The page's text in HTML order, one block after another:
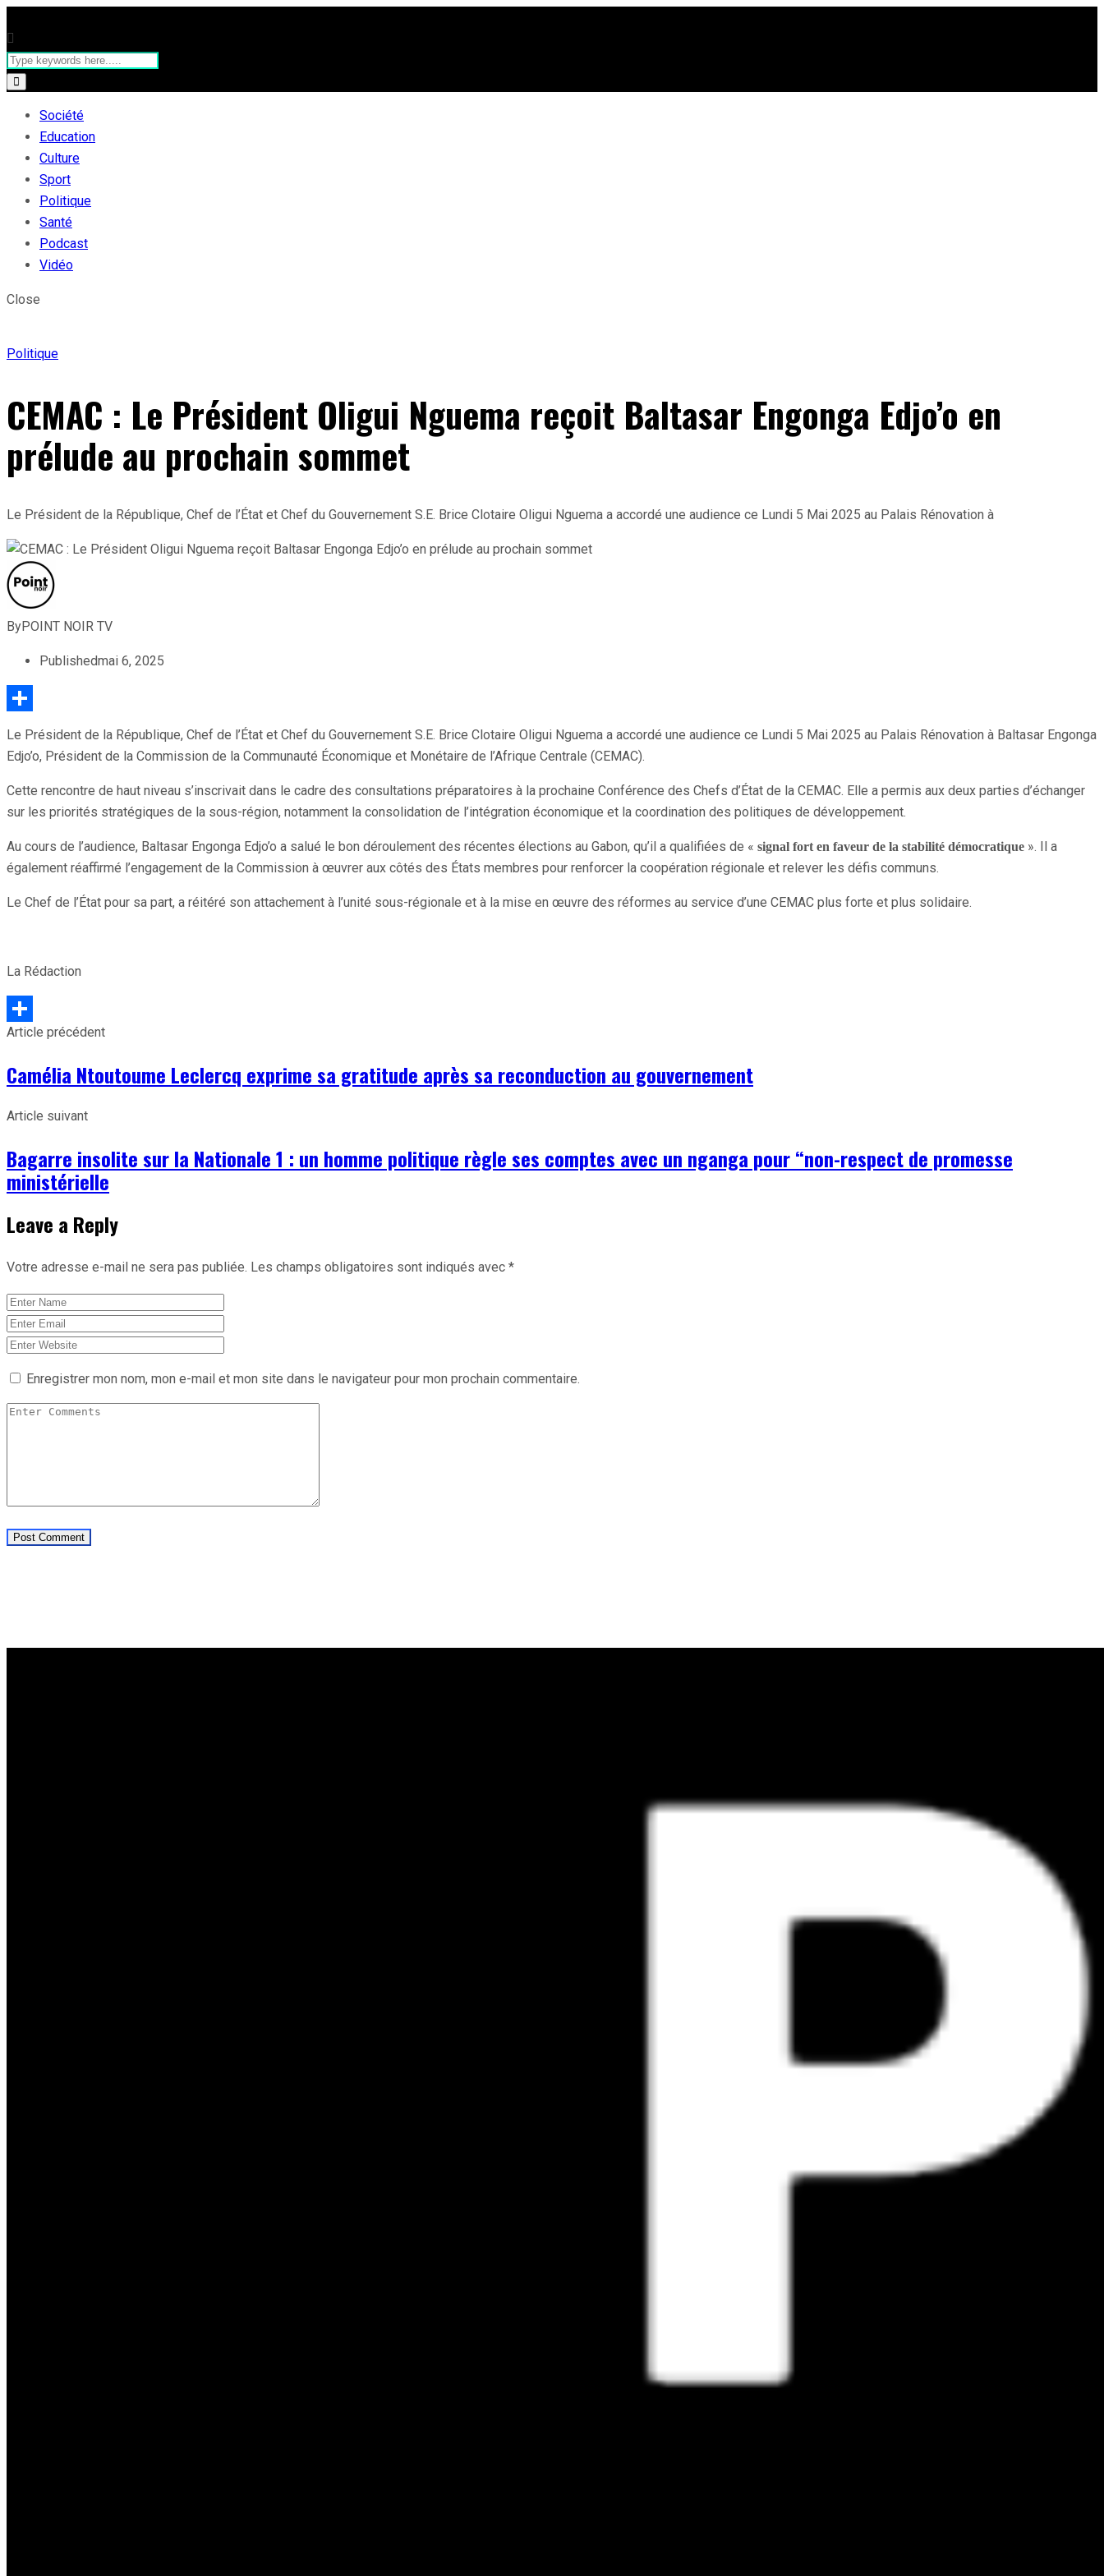
Société
Education
Culture
Sport
Politique
Santé
Podcast
Vidéo
Close
Politique
CEMAC : Le Président Oligui Nguema reçoit Baltasar Engonga Edjo’o en
prélude au prochain sommet
Le Président de la République, Chef de l’État et Chef du Gouvernement S.E. Brice Clotaire Oligui Nguema a accordé une audience ce Lundi 5 Mai 2025 au Palais Rénovation à
ByPOINT NOIR TV
Publishedmai 6, 2025
Le Président de la République, Chef de l’État et Chef du Gouvernement S.E. Brice Clotaire Oligui Nguema a accordé une audience ce Lundi 5 Mai 2025 au Palais Rénovation à Baltasar Engonga
Edjo’o, Président de la Commission de la Communauté Économique et Monétaire de l’Afrique Centrale (CEMAC).
Cette rencontre de haut niveau s’inscrivait dans le cadre des consultations préparatoires à la prochaine Conférence des Chefs d’État de la CEMAC. Elle a permis aux deux parties d’échanger
sur les priorités stratégiques de la sous-région, notamment la consolidation de l’intégration économique et la coordination des politiques de développement.
Au cours de l’audience, Baltasar Engonga Edjo’o a salué le bon déroulement des récentes élections au Gabon, qu’il a qualifiées de « signal fort en faveur de la stabilité démocratique ». Il a
également réaffirmé l’engagement de la Commission à œuvrer aux côtés des États membres pour renforcer la coopération régionale et relever les défis communs.
Le Chef de l’État pour sa part, a réitéré son attachement à l’unité sous-régionale et à la mise en œuvre des réformes au service d’une CEMAC plus forte et plus solidaire.
La Rédaction
Partager
Article précédent
Camélia Ntoutoume Leclercq exprime sa gratitude après sa reconduction au gouvernement
Article suivant
Bagarre insolite sur la Nationale 1 : un homme politique règle ses comptes avec un nganga pour “non-respect de promesse
ministérielle
Leave a Reply
Votre adresse e-mail ne sera pas publiée. Les champs obligatoires sont indiqués avec *
Enregistrer mon nom, mon e-mail et mon site dans le navigateur pour mon prochain commentaire.